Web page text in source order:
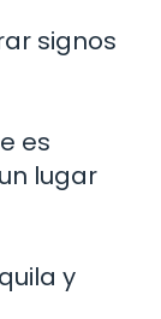
signos
es
lugar
y